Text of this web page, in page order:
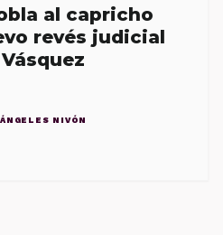
al capricho
revés judicial
NIVÓN